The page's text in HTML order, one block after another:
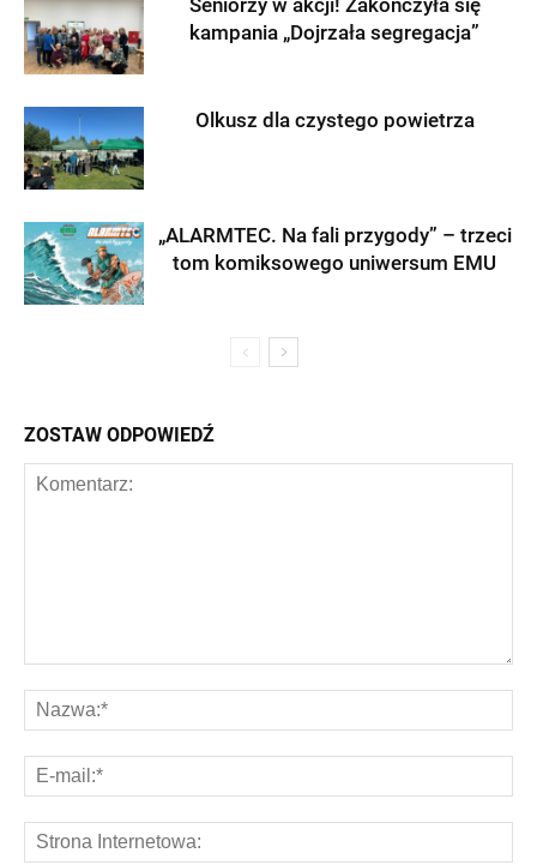
Seniorzy w akcji! Zakończyła się
kampania „Dojrzała segregacja”
Olkusz dla czystego powietrza
„ALARMTEC. Na fali przygody” – trzeci
tom komiksowego uniwersum EMU
ZOSTAW ODPOWIEDŹ